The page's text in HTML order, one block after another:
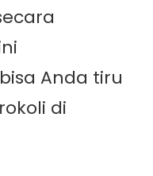
Anda tiru
di